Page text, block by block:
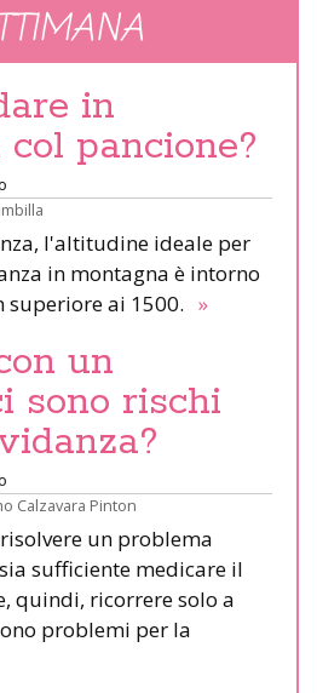
in
pancione?
l'altitudine ideale per
in montagna è intorno
superiore ai 1500. »
un
sono rischi
Calzavara Pinton
un problema
sufficiente medicare il
quindi, ricorrere solo a
problemi per la